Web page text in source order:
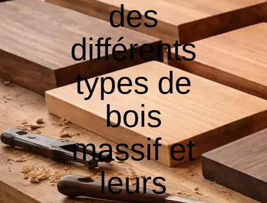
des
différents
types de
bois
massif et
leurs